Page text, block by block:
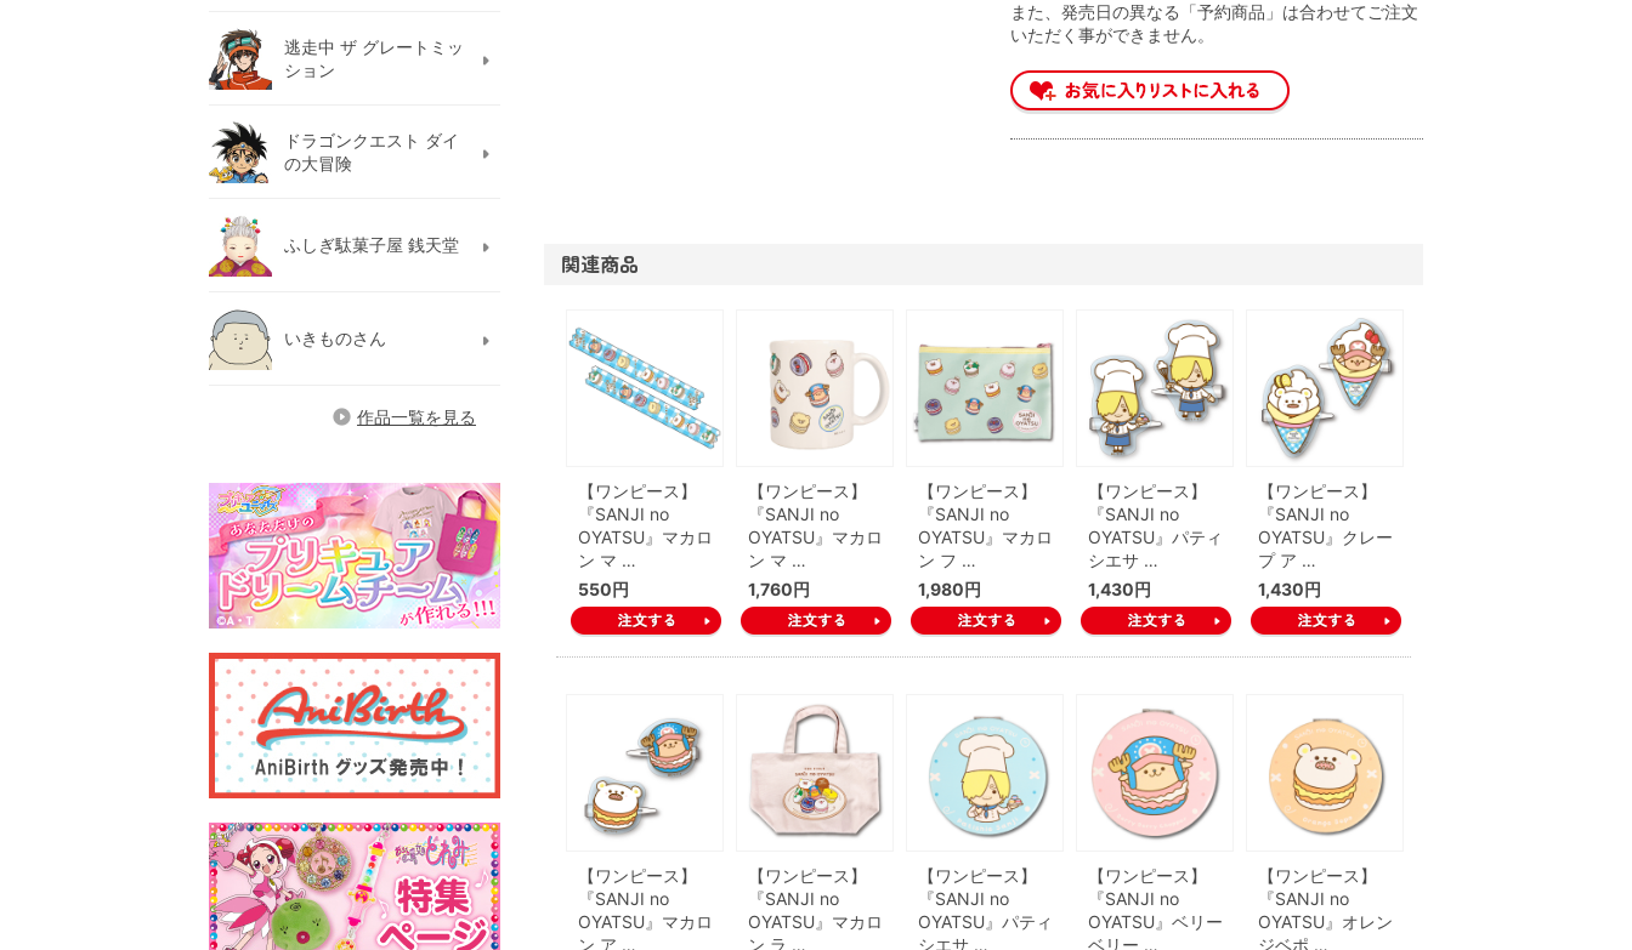
また、発売日の異なる「予約商品」は合わせてご注文
いただく事ができません。
関連商品
【ワンピース】
『SANJI no
OYATSU』マカロ
ン マ …
550円
【ワンピース】
『SANJI no
OYATSU』マカロ
ン マ …
1,760円
【ワンピース】
『SANJI no
OYATSU』マカロ
ン フ …
1,980円
【ワンピース】
『SANJI no
OYATSU』パティ
シエサ …
1,430円
【ワンピース】
『SANJI no
OYATSU』クレー
プ ア …
1,430円
【ワンピース】
『SANJI no
OYATSU』マカロ
ン ア …
【ワンピース】
『SANJI no
OYATSU』マカロ
ン ラ …
【ワンピース】
『SANJI no
OYATSU』パティ
シエサ …
【ワンピース】
『SANJI no
OYATSU』ベリー
ベリー …
【ワンピース】
『SANJI no
OYATSU』オレン
ジベポ …
逃走中 ザ グレートミッ
ション
ドラゴンクエスト ダイ
の大冒険
ふしぎ駄菓子屋 銭天堂
いきものさん
作品一覧を見る